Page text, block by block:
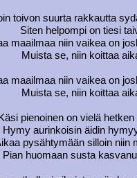
toivon suurta rakkautta
Siten helpompi on tiesi
maailmaa niin vaikea on
Muista se, niin koittaa
maailmaa niin vaikea on
Muista se, niin koittaa
Käsi pienoinen on vielä
Hymy aurinkoisin äidin
pysähtymään silloin niin
Pian huomaan susta